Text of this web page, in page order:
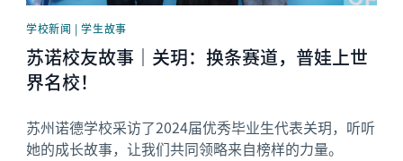
学校新闻 | 学生故事
苏诺校友故事｜关玥：换条赛道，普娃上世
界名校！
苏州诺德学校采访了2024届优秀毕业生代表关玥，听听
她的成长故事，让我们共同领略来自榜样的力量。